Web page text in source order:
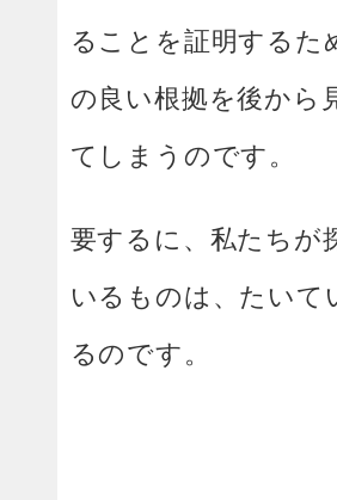
ることを証明するた
の良い根拠を後から
てしまうのです。
要するに、私たちが
いるものは、たいて
るのです。